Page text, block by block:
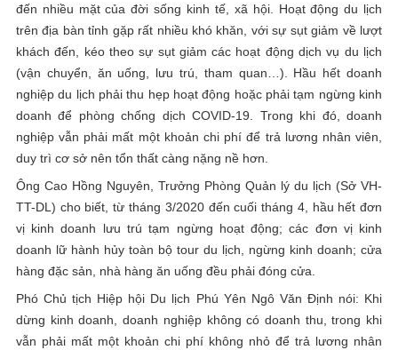
đến nhiều mặt của đời sống kinh tế, xã hội. Hoạt động du lịch
trên địa bàn tỉnh gặp rất nhiều khó khăn, với sự sụt giảm về lượt
khách đến, kéo theo sự sụt giảm các hoạt động dịch vụ du lịch
(vận chuyển, ăn uống, lưu trú, tham quan…). Hầu hết doanh
nghiệp du lịch phải thu hẹp hoạt động hoặc phải tạm ngừng kinh
doanh để phòng chống dịch COVID-19. Trong khi đó, doanh
nghiệp vẫn phải mất một khoản chi phí để trả lương nhân viên,
duy trì cơ sở nên tổn thất càng nặng nề hơn.
Ông Cao Hồng Nguyên, Trưởng Phòng Quản lý du lịch (Sở VH-
TT-DL) cho biết, từ tháng 3/2020 đến cuối tháng 4, hầu hết đơn
vị kinh doanh lưu trú tạm ngừng hoạt động; các đơn vị kinh
doanh lữ hành hủy toàn bộ tour du lịch, ngừng kinh doanh; cửa
hàng đặc sản, nhà hàng ăn uống đều phải đóng cửa.
Phó Chủ tịch Hiệp hội Du lịch Phú Yên Ngô Văn Định nói: Khi
dừng kinh doanh, doanh nghiệp không có doanh thu, trong khi
vẫn phải mất một khoản chi phí không nhỏ để trả lương nhân